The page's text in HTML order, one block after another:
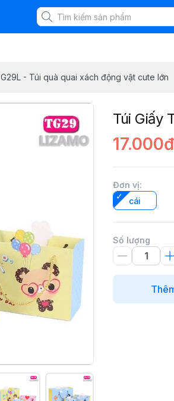
- Túi quà quai xách động vật cute lớn
Túi Giấy
17.000đ
Đơn vị:
cái
Số lượng